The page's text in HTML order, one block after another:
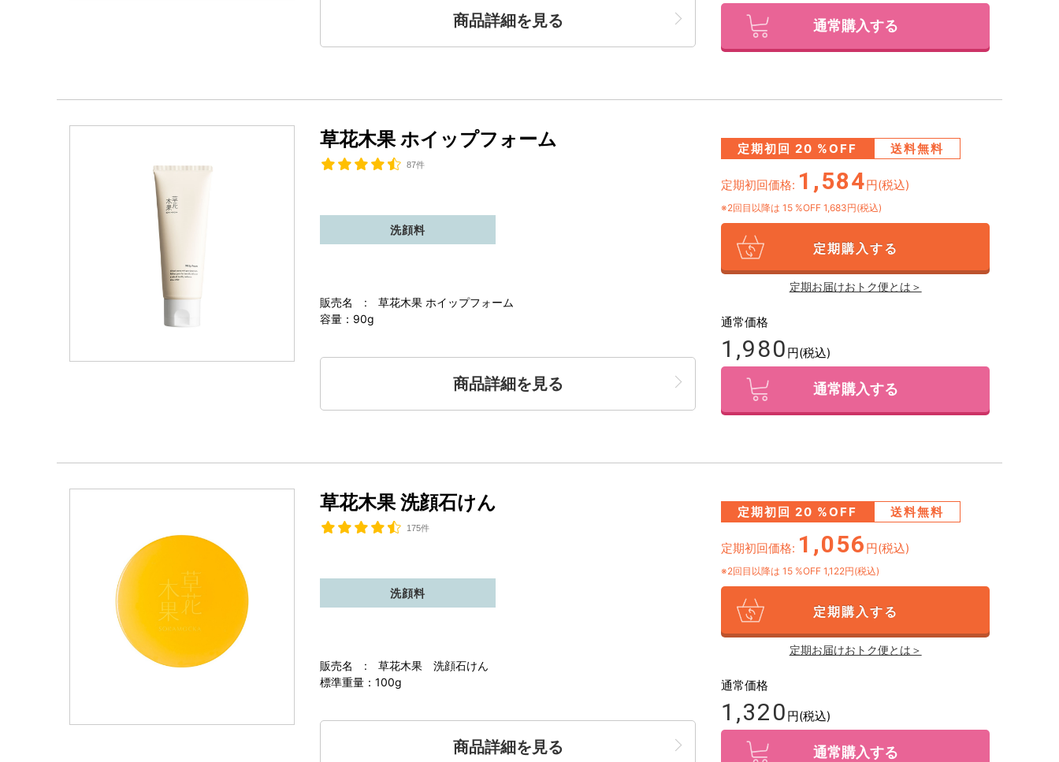
商品詳細を見る 通常購入する
草花木果 ホイップフォーム
87件
販売名 : 草花木果 ホイップフォーム
容量：90g
洗顔料
商品詳細を見る
定期初回 20 %OFF 送料無料
定期初回価格: 1,584円(税込)
※2回目以降は 15 %OFF 1,683円(税込)
定期購入する
定期お届けおトク便とは＞
通常価格
1,980 円(税込)
通常購入する
草花木果 洗顔石けん
175件
販売名 : 草花木果 洗顔石けん
標準重量：100g
洗顔料
商品詳細を見る
定期初回 20 %OFF 送料無料
定期初回価格: 1,056 円(税込)
※2回目以降は 15 %OFF 1,122円(税込)
定期購入する
定期お届けおトク便とは＞
通常価格
1,320 円(税込)
通常購入する